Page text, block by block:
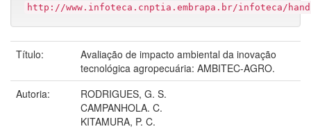
http://www.infoteca.cnptia.embrapa.br/infoteca/
Título:
Avaliação de impacto ambiental da inovação
tecnológica agropecuária: AMBITEC-AGRO.
Autoria:
RODRIGUES, G. S.
CAMPANHOLA. C.
KITAMURA, P. C.